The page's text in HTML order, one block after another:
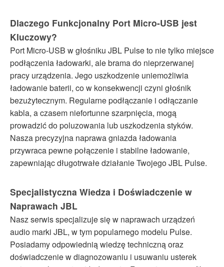
Dlaczego Funkcjonalny Port Micro-USB jest
Kluczowy?
Port Micro-USB w głośniku JBL Pulse to nie tylko miejsce
podłączenia ładowarki, ale brama do nieprzerwanej
pracy urządzenia. Jego uszkodzenie uniemożliwia
ładowanie baterii, co w konsekwencji czyni głośnik
bezużytecznym. Regularne podłączanie i odłączanie
kabla, a czasem niefortunne szarpnięcia, mogą
prowadzić do poluzowania lub uszkodzenia styków.
Nasza precyzyjna naprawa gniazda ładowania
przywraca pewne połączenie i stabilne ładowanie,
zapewniając długotrwałe działanie Twojego JBL Pulse.
Specjalistyczna Wiedza i Doświadczenie w
Naprawach JBL
Nasz serwis specjalizuje się w naprawach urządzeń
audio marki JBL, w tym popularnego modelu Pulse.
Posiadamy odpowiednią wiedzę techniczną oraz
doświadczenie w diagnozowaniu i usuwaniu usterek